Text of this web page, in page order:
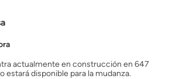
actualmente en construcción en 647
estará disponible para la mudanza.